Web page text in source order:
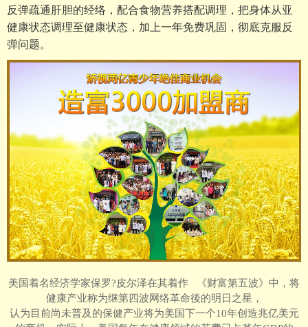
反弹疏通肝胆的经络，配合食物营养搭配调理，把身体从亚
健康状态调理至健康状态，加上一年免费巩固，彻底克服反
弹问题。
美国着名经济学家保罗?皮尔泽在其着作 《财富第五波》中，将
健康产业称为继第四波网络革命後的明日之星，
认为目前尚未普及的保健产业将为美国下一个10年创造兆亿美元